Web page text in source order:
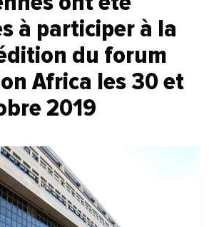
à participer à la
du forum
Africa les 30 et
2019